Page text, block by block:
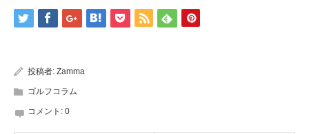
投稿者: Zamma
ゴルフコラム
コメント: 0